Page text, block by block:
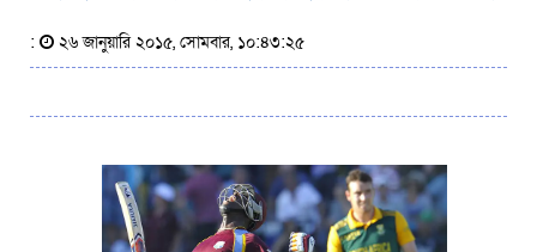
: ২৬ জানুয়ারি ২০১৫, সোমবার, ১০:৪৩:২৫